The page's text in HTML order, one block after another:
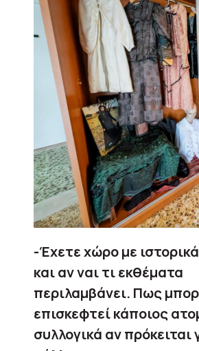
-Έχετε χώρο με
και αν ναι τι εκθέματα
περιλαμβάνει. Πως
επισκεφτεί κάποιος
συλλογικά αν πρόκειται